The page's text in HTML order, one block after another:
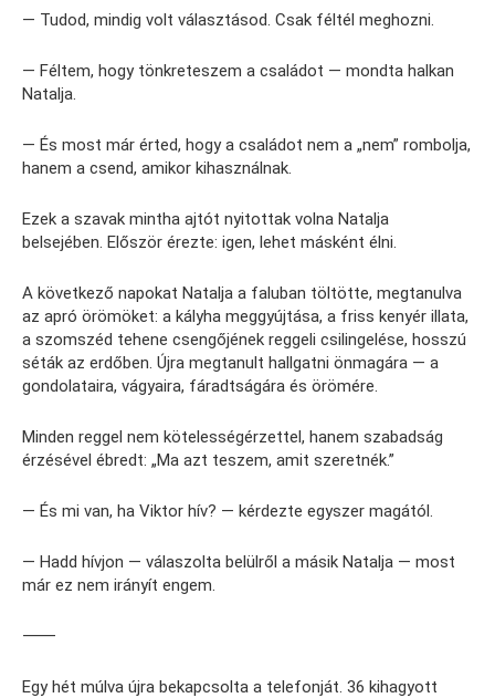
— Tudod, mindig volt választásod. Csak féltél meghozni.
— Féltem, hogy tönkreteszem a családot — mondta halkan
Natalja.
— És most már érted, hogy a családot nem a „nem” rombolja,
hanem a csend, amikor kihasználnak.
Ezek a szavak mintha ajtót nyitottak volna Natalja
belsejében. Először érezte: igen, lehet másként élni.
A következő napokat Natalja a faluban töltötte, megtanulva
az apró örömöket: a kályha meggyújtása, a friss kenyér illata,
a szomszéd tehene csengőjének reggeli csilingelése, hosszú
séták az erdőben. Újra megtanult hallgatni önmagára — a
gondolataira, vágyaira, fáradtságára és örömére.
Minden reggel nem kötelességérzettel, hanem szabadság
érzésével ébredt: „Ma azt teszem, amit szeretnék.”
— És mi van, ha Viktor hív? — kérdezte egyszer magától.
— Hadd hívjon — válaszolta belülről a másik Natalja — most
már ez nem irányít engem.
⸻
Egy hét múlva újra bekapcsolta a telefonját. 36 kihagyott